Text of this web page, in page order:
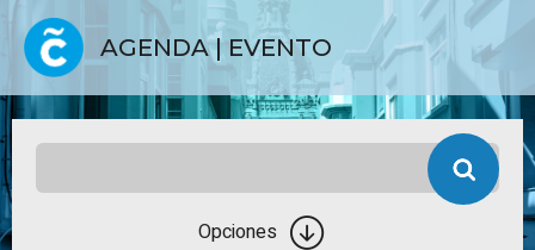
AGENDA | EVENTO
Opciones